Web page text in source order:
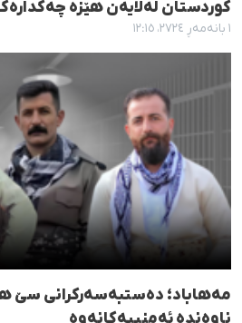
کوردستان لەلایەن هێزە
١ بانەمەڕ ٢٧٢٤، ١٢:١٥
مەهاباد؛ دەستبەسەرکرانی سێ
ناوەندە ئەمنییەکانەوە